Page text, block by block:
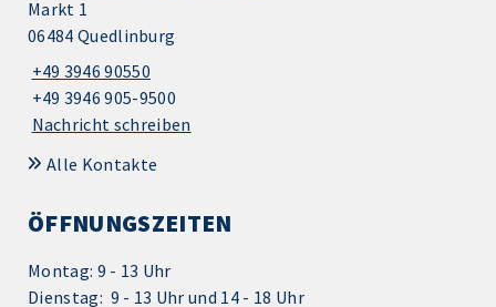
Markt 1
06484 Quedlinburg
+49 3946 90550
+49 3946 905-9500
Nachricht schreiben
Alle Kontakte
ÖFFNUNGSZEITEN
Montag: 9 - 13 Uhr
Dienstag: 9 - 13 Uhr und 14 - 18 Uhr